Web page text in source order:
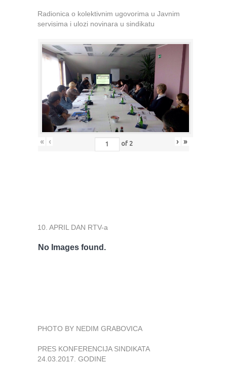
Radionica o kolektivnim ugovorima u Javnim
servisima i ulozi novinara u sindikatu
« ‹ of 2 › »
10. APRIL DAN RTV-a
No Images found.
PHOTO BY NEDIM GRABOVICA
PRES KONFERENCIJA SINDIKATA
24.03.2017. GODINE